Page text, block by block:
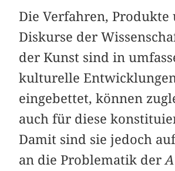
Die Verfahren, Produkte
Diskurse der
der Kunst sind in
kulturelle
eingebettet, können
auch für diese
Damit sind sie jedoch
an die Problematik der